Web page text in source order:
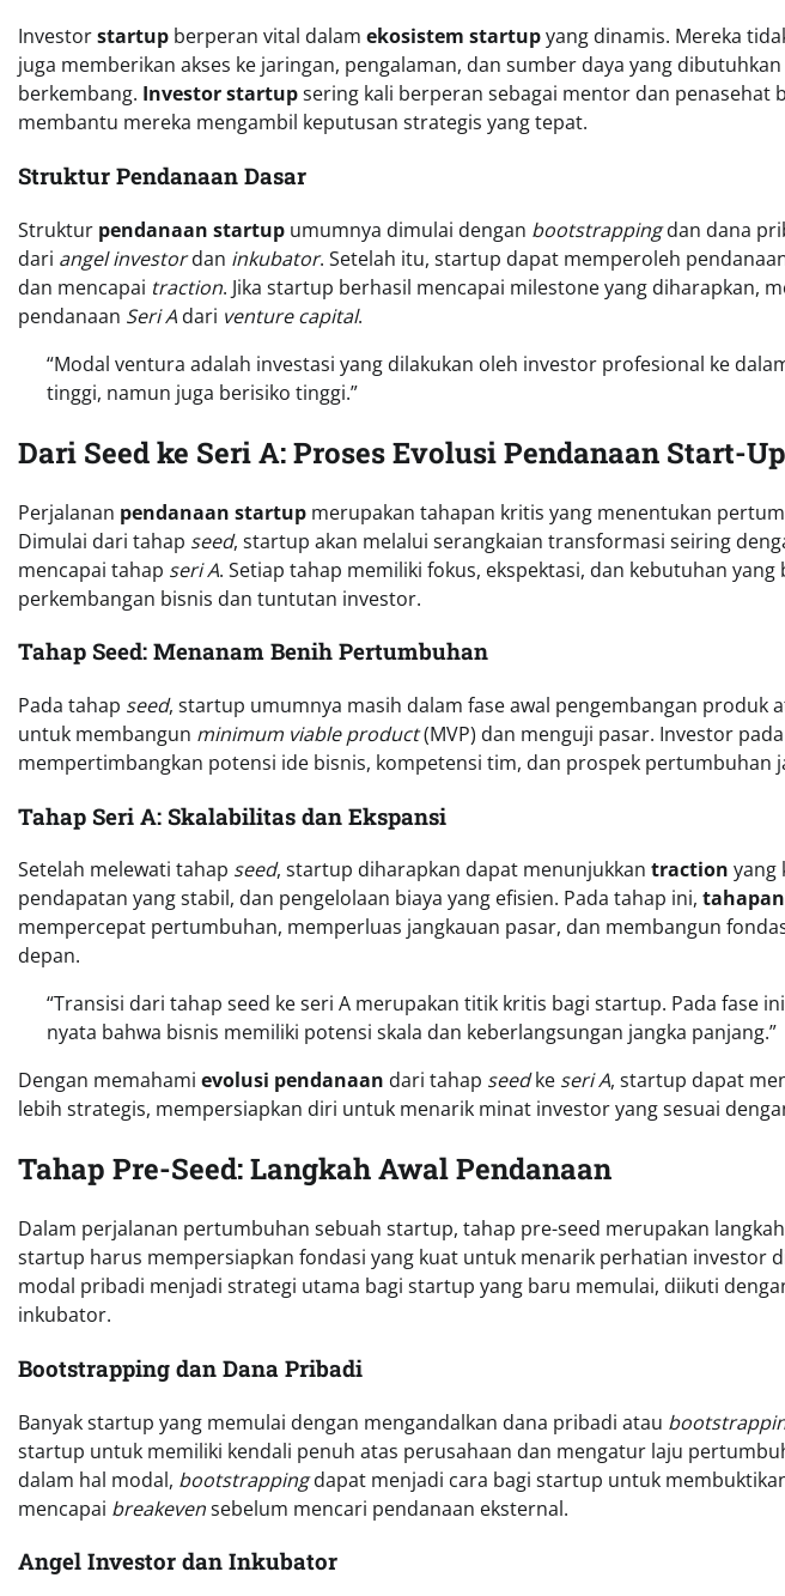
Investorstartup berperan vital dalam ekosistem startupyang dinamis. Mereka
juga memberikan akses ke jaringan, pengalaman, dan sumber daya yang
berkembang. Investor startupsering kali berperan sebagai mentor dan penasehat
membantu mereka mengambil keputusan strategis yang tepat.
Struktur Pendanaan Dasar
Struktur pendanaan startup umumnya dimulai dengan bootstrappingdan dana
dari angel investordan inkubator. Setelah itu, startup dapat memperoleh
dan mencapai traction. Jika startup berhasil mencapai milestone yang diharapkan,
pendanaan Seri A dari venture capital.
“Modal ventura adalah investasi yang dilakukan oleh investor profesional ke
tinggi, namun juga berisiko tinggi.”
Dari Seed ke Seri A: Proses Evolusi Pendanaan Start-Up
Perjalanan pendanaan startup merupakan tahapan kritis yang menentukan
Dimulai dari tahap seed, startup akan melalui serangkaian transformasi seiring
mencapai tahap seri A. Setiap tahap memiliki fokus, ekspektasi, dan kebutuhan
perkembangan bisnis dan tuntutan investor.
Tahap Seed: Menanam Benih Pertumbuhan
Pada tahap seed, startup umumnya masih dalam fase awal pengembangan produk
untuk membangun minimum viable product(MVP) dan menguji pasar. Investor
mempertimbangkan potensi ide bisnis, kompetensi tim, dan prospek pertumbuhan
Tahap Seri A: Skalabilitas dan Ekspansi
Setelah melewati tahap seed, startup diharapkan dapat menunjukkan traction yang
pendapatan yang stabil, dan pengelolaan biaya yang efisien. Pada tahap ini,
mempercepat pertumbuhan, memperluas jangkauan pasar, dan membangun
depan.
“Transisi dari tahap seed ke seri A merupakan titik kritis bagi startup. Pada fase
nyata bahwa bisnis memiliki potensi skala dan keberlangsungan jangka panjang.”
Dengan memahami evolusi pendanaan dari tahap seedke seri A, startup dapat
lebih strategis, mempersiapkan diri untuk menarik minat investor yang sesuai
Tahap Pre-Seed: Langkah Awal Pendanaan
Dalam perjalanan pertumbuhan sebuah startup, tahap pre-seed merupakan
startup harus mempersiapkan fondasi yang kuat untuk menarik perhatian investor
modal pribadi menjadi strategi utama bagi startup yang baru memulai, diikuti
inkubator.
Bootstrapping dan Dana Pribadi
Banyak startup yang memulai dengan mengandalkan dana pribadi atau
startup untuk memiliki kendali penuh atas perusahaan dan mengatur laju
dalam hal modal, bootstrappingdapat menjadi cara bagi startup untuk
mencapai breakevensebelum mencari pendanaan eksternal.
Angel Investor dan Inkubator